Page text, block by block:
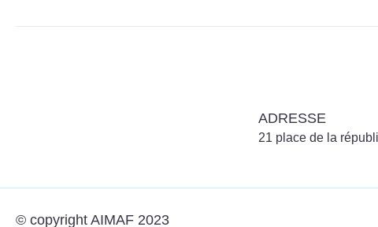
ADRESSE
21 place de la
© copyright AIMAF 2023